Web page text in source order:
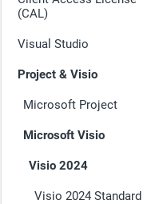
(CAL)
Visual Studio
Project & Visio
Microsoft Project
Microsoft Visio
Visio 2024
Visio 2024 Standard